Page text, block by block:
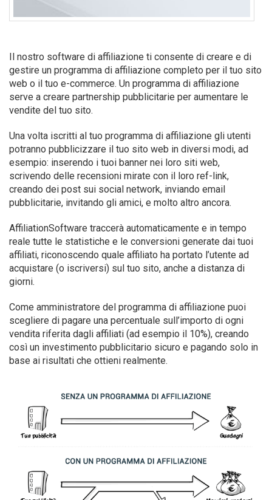
Il nostro software di affiliazione ti consente di creare e di
gestire un programma di affiliazione completo per il tuo sito
web o il tuo e-commerce. Un programma di affiliazione
serve a creare partnership pubblicitarie per aumentare le
vendite del tuo sito.
Una volta iscritti al tuo programma di affiliazione gli utenti
potranno pubblicizzare il tuo sito web in diversi modi, ad
esempio: inserendo i tuoi banner nei loro siti web,
scrivendo delle recensioni mirate con il loro ref-link,
creando dei post sui social network, inviando email
pubblicitarie, invitando gli amici, e molto altro ancora.
AffiliationSoftware traccerà automaticamente e in tempo
reale tutte le statistiche e le conversioni generate dai tuoi
affiliati, riconoscendo quale affiliato ha portato l’utente ad
acquistare (o iscriversi) sul tuo sito, anche a distanza di
giorni.
Come amministratore del programma di affiliazione puoi
scegliere di pagare una percentuale sull’importo di ogni
vendita riferita dagli affiliati (ad esempio il 10%), creando
così un investimento pubblicitario sicuro e pagando solo in
base ai risultati che ottieni realmente.